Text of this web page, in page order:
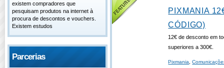
existem compradores que
pesquisam produtos na internet à
procura de descontos e vouchers.
Existem estudos
Parcerias
PIXMANIA
CÓDIGO)
12€ de desconto em
superiores a 300€.
Pixmania ,